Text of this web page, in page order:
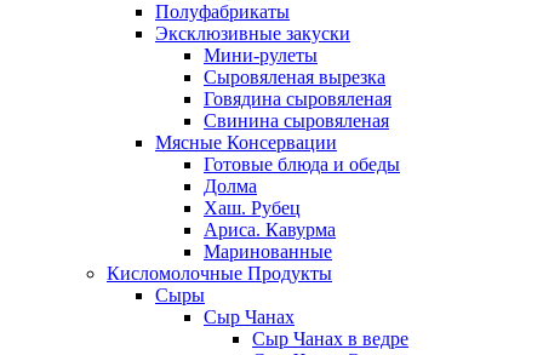
Полуфабрикаты
Эксклюзивные закуски
Мини-рулеты
Сыровяленая вырезка
Говядина сыровяленая
Свинина сыровяленая
Мясные Консервации
Готовые блюда и обеды
Долма
Хаш. Рубец
Ариса. Кавурма
Маринованные
Кисломолочные Продукты
Сыры
Сыр Чанах
Сыр Чанах в ведре